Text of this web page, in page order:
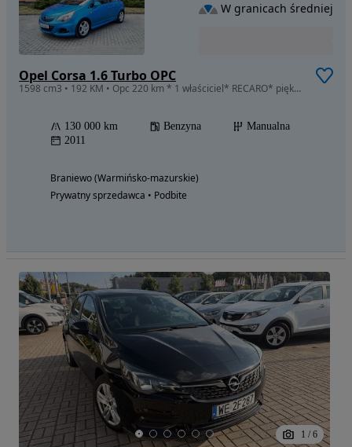
Opel Corsa 1.6 Turbo OPC
1598 cm3 • 192 KM • Opc 220 km * 1 właściciel* RECARO* piękna
130 000 km Benzyna
Manualna
2011
Braniewo (Warmińsko-mazurskie)
Prywatny sprzedawca • Podbite
W granicach średniej
1 / 6